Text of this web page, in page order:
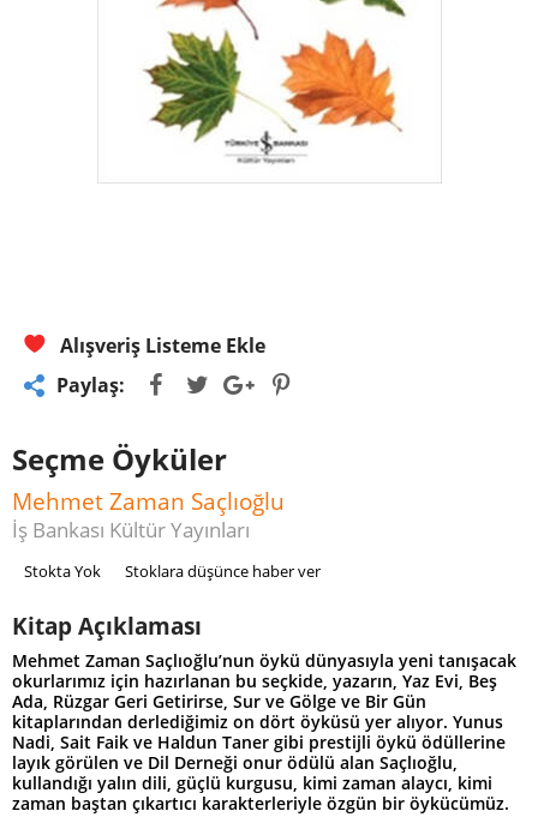
Alışveriş Listeme Ekle
Paylaş:
Seçme Öyküler
Mehmet Zaman Saçlıoğlu
İş Bankası Kültür Yayınları
Stokta Yok Stoklara düşünce haber ver
Kitap Açıklaması
Mehmet Zaman Saçlıoğlu’nun öykü dünyasıyla yeni tanışacak
okurlarımız için hazırlanan bu seçkide, yazarın, Yaz Evi, Beş
Ada, Rüzgar Geri Getirirse, Sur ve Gölge ve Bir Gün
kitaplarından derlediğimiz on dört öyküsü yer alıyor. Yunus
Nadi, Sait Faik ve Haldun Taner gibi prestijli öykü ödüllerine
layık görülen ve Dil Derneği onur ödülü alan Saçlıoğlu,
kullandığı yalın dili, güçlü kurgusu, kimi zaman alaycı, kimi
zaman baştan çıkartıcı karakterleriyle özgün bir öykücümüz.